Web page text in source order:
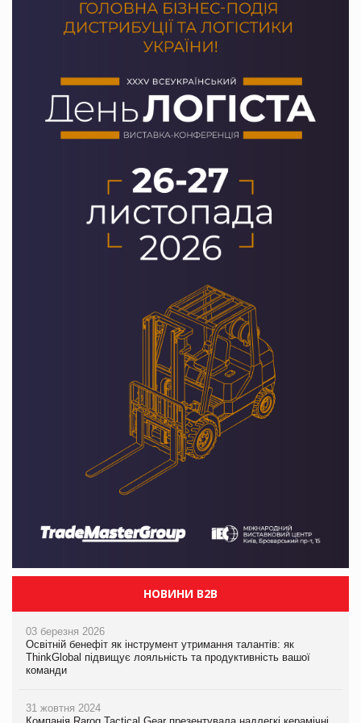
НОВИНИ B2B
03 березня 2026
Освітній бенефіт як інструмент утримання талантів: як
ThinkGlobal підвищує лояльність та продуктивність вашої
команди
31 жовтня 2024